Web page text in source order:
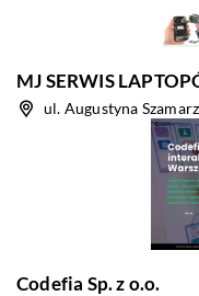
MJ SERWIS
ul. Augustyna
Codefia Sp. z o.o.